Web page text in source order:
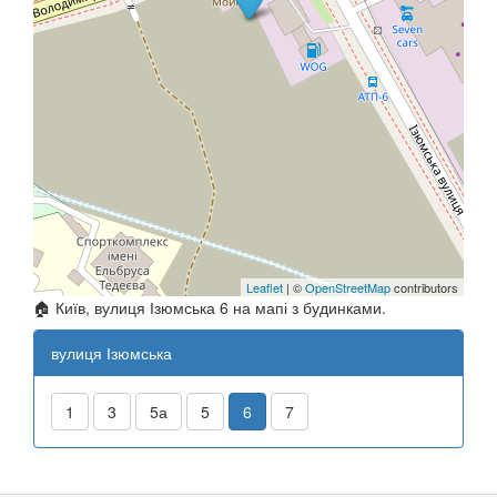
Leaflet | ©OpenStreetMapcontributors
🏠 Київ, вулиця Ізюмська 6 на мапі з будинками.
вулиця Ізюмська
1 3 5а 5 6 7